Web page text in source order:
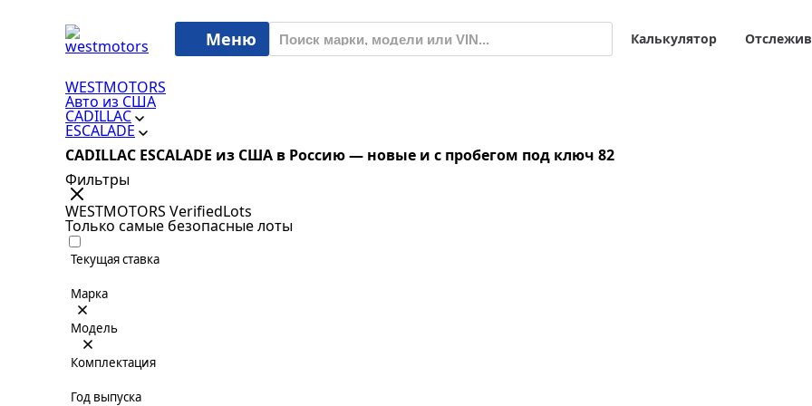
Меню Калькулятор
WESTMOTORS
Авто из США
CADILLAC
ESCALADE
CADILLAC ESCALADE из США в Россию — новые и с пробегом под ключ 82
Фильтры
WESTMOTORS VerifiedLots
Только самые безопасные лоты
Текущая ставка
Марка
Модель
Комплектация
Год выпуска